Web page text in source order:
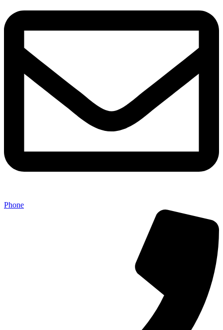
Phone